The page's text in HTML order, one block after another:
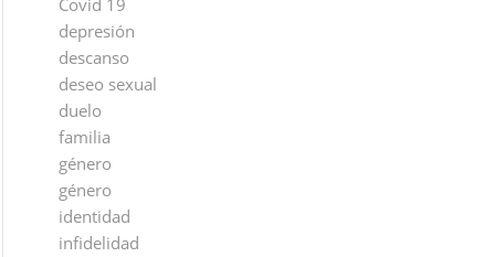
Covid 19
depresión
descanso
deseo sexual
duelo
familia
género
género
identidad
infidelidad